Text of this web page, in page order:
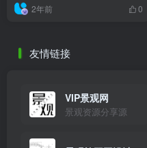
2年前 0
友情链接
VIP景观网
景观资源分享源